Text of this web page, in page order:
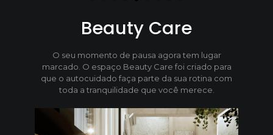
Beauty Care
O seu momento de pausa agora tem lugar
marcado. O espaço Beauty Care foi criado para
que o autocuidado faça parte da sua rotina com
toda a tranquilidade que você merece.